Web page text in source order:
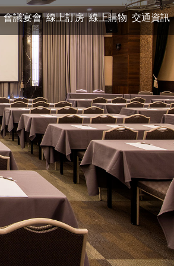
會議宴會 線上訂房 線上購物 交通資訊